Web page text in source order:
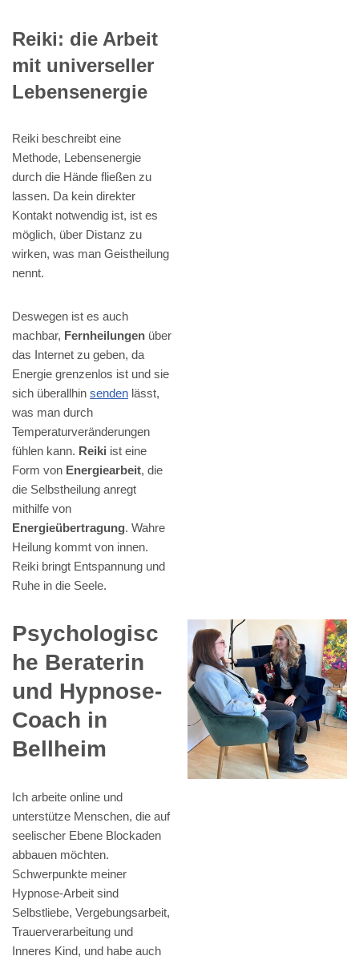
Reiki: die Arbeit
mit universeller
Lebensenergie
Reiki beschreibt eine
Methode, Lebensenergie
durch die Hände fließen zu
lassen. Da kein direkter
Kontakt notwendig ist, ist es
möglich, über Distanz zu
wirken, was man Geistheilung
nennt.
Deswegen ist es auch
machbar, Fernheilungen über
das Internet zu geben, da
Energie grenzenlos ist und sie
sich überallhin senden lässt,
was man durch
Temperaturveränderungen
fühlen kann. Reiki ist eine
Form von Energiearbeit, die
die Selbstheilung anregt
mithilfe von
Energieübertragung. Wahre
Heilung kommt von innen.
Reiki bringt Entspannung und
Ruhe in die Seele.
Psychologisc
he Beraterin
und Hypnose-
Coach in
Bellheim
Ich arbeite online und
unterstütze Menschen, die auf
seelischer Ebene Blockaden
abbauen möchten.
Schwerpunkte meiner
Hypnose-Arbeit sind
Selbstliebe, Vergebungsarbeit,
Trauerverarbeitung und
Inneres Kind, und habe auch